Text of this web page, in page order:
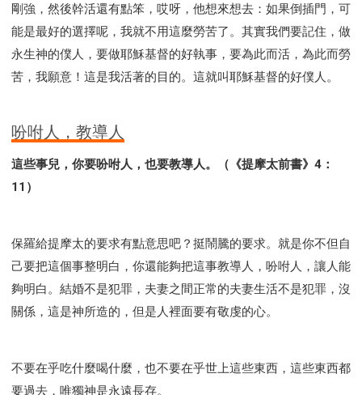
剛強，然後幹活還有點笨，哎呀，他想來想去：如果倒插門，可
能是最好的選擇呢，我就不用這麼勞苦了。其實我們要記住，做
永生神的僕人，要做耶穌基督的好執事，要為此而活，為此而勞
苦，我願意！這是我活著的目的。這就叫耶穌基督的好僕人。
吩咐人，教導人
這些事兒，你要吩咐人，也要教導人。（《提摩太前書》4：
11）
保羅給提摩太的要求有點意思吧？挺鬧騰的要求。就是你不但自
己要把這個事整明白，你還能夠把這事教導人，吩咐人，讓人能
夠明白。結婚不是犯罪，夫妻之間正常的夫妻生活不是犯罪，沒
關係，這是神所造的，但是人裡面要有敬虔的心。
不要在乎吃什麼喝什麼，也不要在乎世上這些東西，這些東西都
要過去，唯獨神是永遠長存。